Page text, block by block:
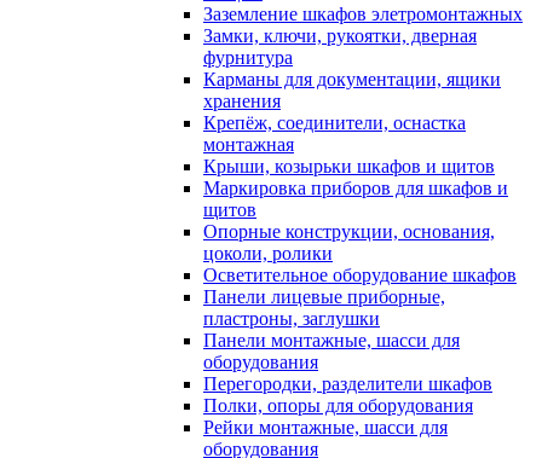
Заземление шкафов элетромонтажных
Замки, ключи, рукоятки, дверная
фурнитура
Карманы для документации, ящики
хранения
Крепёж, соединители, оснастка
монтажная
Крыши, козырьки шкафов и щитов
Маркировка приборов для шкафов и
щитов
Опорные конструкции, основания,
цоколи, ролики
Осветительное оборудование шкафов
Панели лицевые приборные,
пластроны, заглушки
Панели монтажные, шасси для
оборудования
Перегородки, разделители шкафов
Полки, опоры для оборудования
Рейки монтажные, шасси для
оборудования